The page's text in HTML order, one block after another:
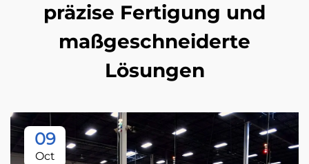
präzise Fertigung und
maßgeschneiderte
Lösungen
09
Oct